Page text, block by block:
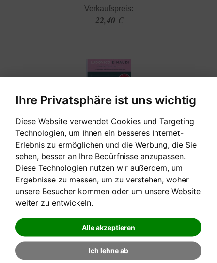
Ihre Privatsphäre ist uns wichtig
Diese Website verwendet Cookies und Targeting
Technologien, um Ihnen ein besseres Internet-
Erlebnis zu ermöglichen und die Werbung, die Sie
sehen, besser an Ihre Bedürfnisse anzupassen.
Diese Technologien nutzen wir außerdem, um
Ergebnisse zu messen, um zu verstehen, woher
unsere Besucher kommen oder um unsere Website
weiter zu entwickeln.
Alle akzeptieren
Ich lehne ab
Verkaufspreis:
22,40 €
[sofort verfügbar]
GRADED PIECES FOR PIANO - PREPARATORY,
GRADE 1, GRADE 2
Verkaufspreis:
28,00 €